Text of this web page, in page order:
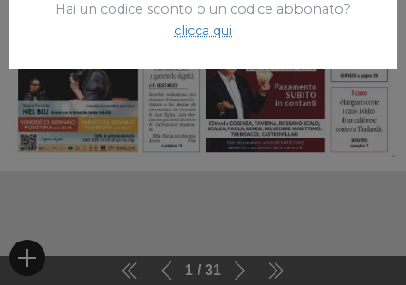
1 31
Hai un codice sconto o un codice abbonato?
clicca qui